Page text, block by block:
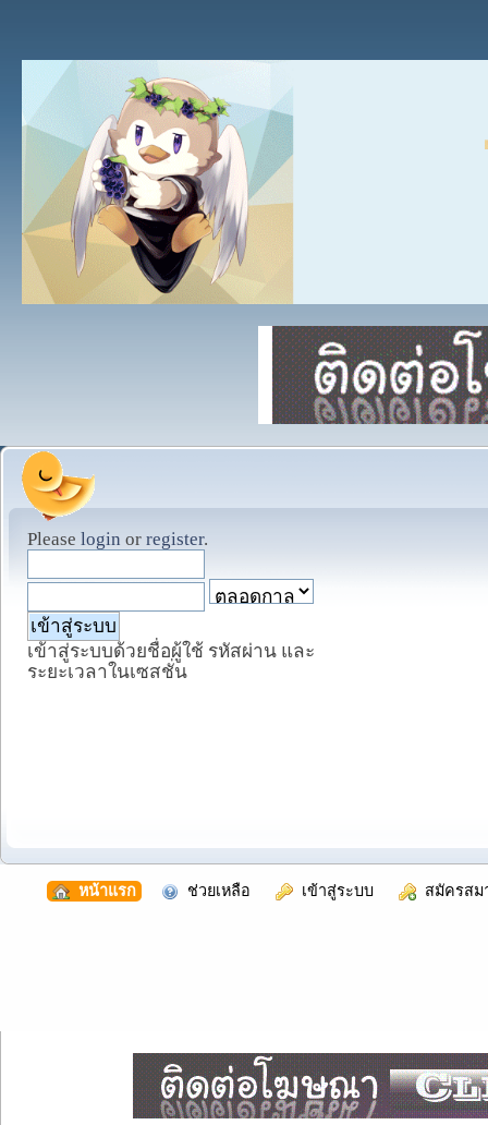
Please login or register.
เข้าสู่ระบบด้วยชื่อผู้ใช้ รหัสผ่าน และ
ระยะเวลาในเซสชั่น
หน้าแรก ช่วยเหลือ เข้าสู่ระบบ สมัครสม